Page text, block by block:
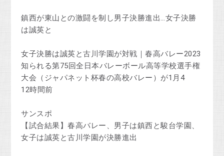
鎮西が東山との激闘を制し男子決勝進出…女子決勝
は誠英と
女子決勝は誠英と古川学園が対戦｜春高バレー2023
知られる第75回全日本バレーボール高等学校選手権
大会（ジャパネット杯春の高校バレー）が1月4
12時間前
サンスポ
【試合結果】春高バレー、男子は鎮西と駿台学園、
女子は誠英と古川学園が決勝進出